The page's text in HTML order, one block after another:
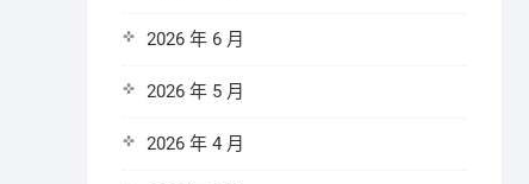
2026 年 6 月
2026 年 5 月
2026 年 4 月